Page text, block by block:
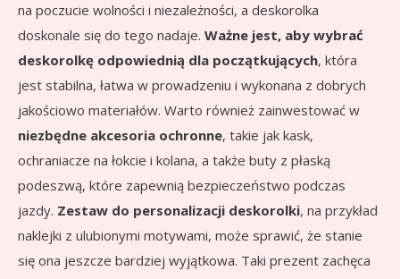
na poczucie wolności i niezależności, a deskorolka
doskonale się do tego nadaje. Ważne jest, aby wybrać
deskorolkę odpowiednią dla początkujących, która
jest stabilna, łatwa w prowadzeniu i wykonana z dobrych
jakościowo materiałów. Warto również zainwestować w
niezbędne akcesoria ochronne, takie jak kask,
ochraniacze na łokcie i kolana, a także buty z płaską
podeszwą, które zapewnią bezpieczeństwo podczas
jazdy. Zestaw do personalizacji deskorolki, na przykład
naklejki z ulubionymi motywami, może sprawić, że stanie
się ona jeszcze bardziej wyjątkowa. Taki prezent zachęca